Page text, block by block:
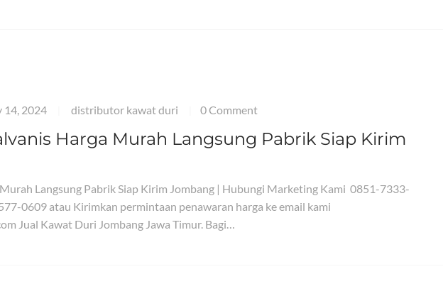
14, 2024 distributor kawat duri 0 Comment
Harga Murah Langsung Pabrik Siap Kirim
Langsung Pabrik Siap Kirim Jombang | Hubungi Marketing Kami 0851-7333-
0609 atau Kirimkan permintaan penawaran harga ke email kami
Jual Kawat Duri Jombang Jawa Timur. Bagi…